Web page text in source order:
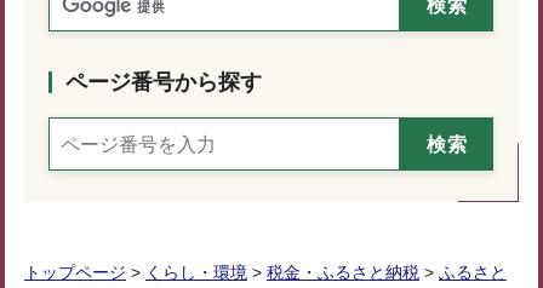
ページ番号から探す
トップページ > くらし・環境 > 税金・ふるさと納税 > ふるさと